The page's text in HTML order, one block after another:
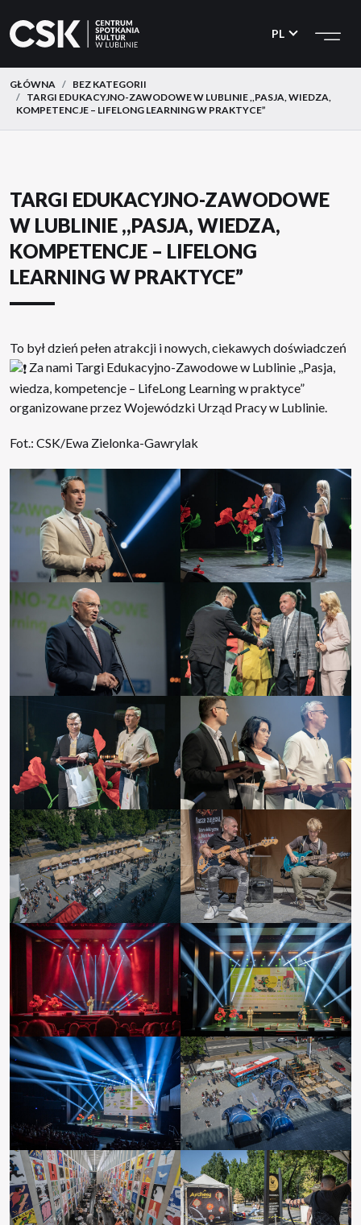
CSK
do
menu
do
treści
PL
GŁÓWNA
BEZ KATEGORII
TARGI EDUKACYJNO-ZAWODOWE W LUBLINIE ,,PASJA, WIEDZA,
KOMPETENCJE – LIFELONG LEARNING W PRAKTYCE”
TARGI EDUKACYJNO-ZAWODOWE
W LUBLINIE ,,PASJA, WIEDZA,
KOMPETENCJE – LIFELONG
LEARNING W PRAKTYCE”
To był dzień pełen atrakcji i nowych, ciekawych doświadczeń
Za nami Targi Edukacyjno-Zawodowe w Lublinie ,,Pasja,
wiedza, kompetencje – LifeLong Learning w praktyce”
organizowane przezWojewódzki Urząd Pracy w Lublinie.
Fot.: CSK/Ewa Zielonka-Gawrylak